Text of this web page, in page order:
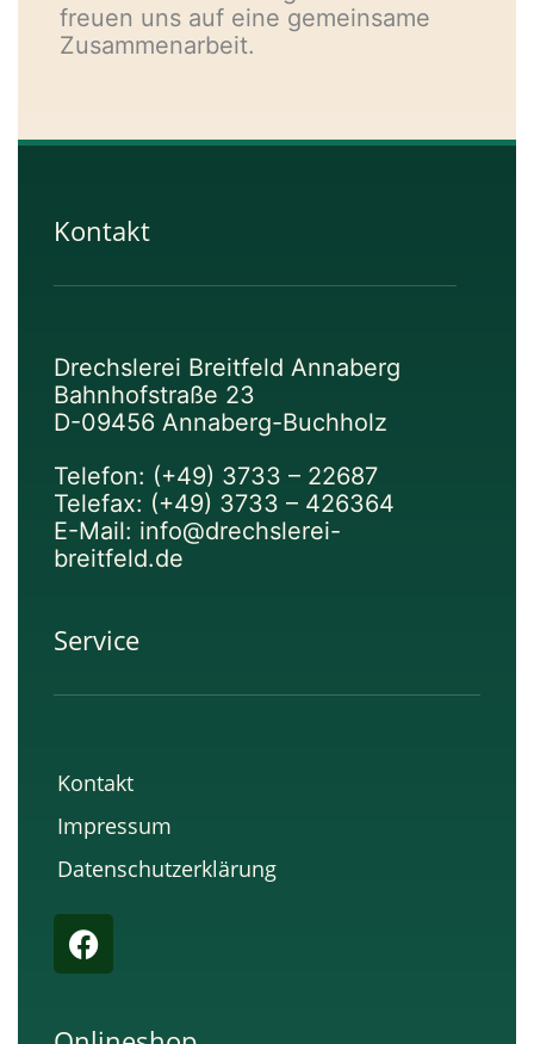
freuen uns auf eine gemeinsame
Zusammenarbeit.
Kontakt
Drechslerei Breitfeld Annaberg
Bahnhofstraße 23
D-09456 Annaberg-Buchholz
Telefon: (+49) 3733 – 22687
Telefax: (+49) 3733 – 426364
E-Mail: info@drechslerei-
breitfeld.de
Service
Kontakt
Impressum
Datenschutzerklärung
F
a
c